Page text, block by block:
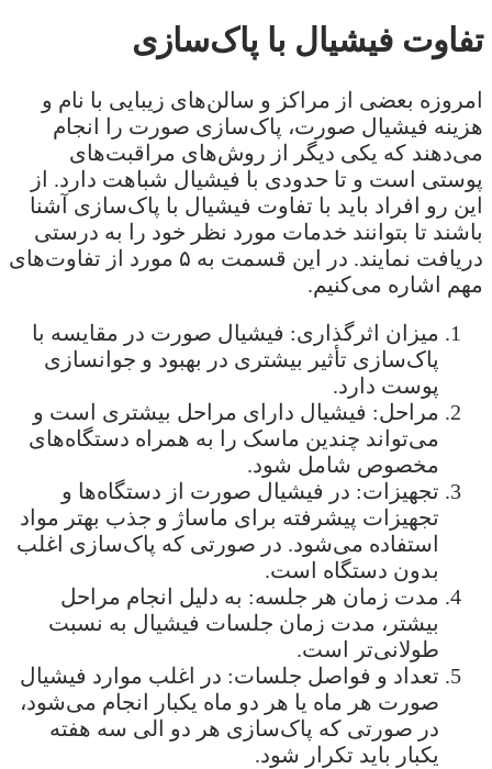
تفاوت فیشیال با پاک‌سازی
امروزه بعضی از مراکز و سالن‌های زیبایی با نام و
هزینه فیشیال صورت، پاک‌سازی صورت را انجام
می‌دهند که یکی دیگر از روش‌های مراقبت‌های
پوستی است و تا حدودی با فیشیال شباهت دارد. از
این رو افراد باید با تفاوت فیشیال با پاک‌سازی آشنا
باشند تا بتوانند خدمات مورد نظر خود را به درستی
دریافت نمایند. در این قسمت به ۵ مورد از تفاوت‌های
مهم اشاره می‌کنیم.
میزان اثرگذاری: فیشیال صورت در مقایسه با
پاک‌سازی تأثیر بیشتری در بهبود و جوانسازی
پوست دارد.
مراحل: فیشیال دارای مراحل بیشتری است و
می‌تواند چندین ماسک را به همراه دستگاه‌های
مخصوص شامل شود.
تجهیزات: در فیشیال صورت از دستگاه‌ها و
تجهیزات پیشرفته برای ماساژ و جذب بهتر مواد
استفاده می‌شود. در صورتی که پاک‌سازی اغلب
بدون دستگاه است.
مدت زمان هر جلسه: به دلیل انجام مراحل
بیشتر، مدت زمان جلسات فیشیال به نسبت
طولانی‌تر است.
تعداد و فواصل جلسات: در اغلب موارد فیشیال
صورت هر ماه یا هر دو ماه یکبار انجام می‌شود،
در صورتی که پاک‌سازی هر دو الی سه هفته
یکبار باید تکرار شود.